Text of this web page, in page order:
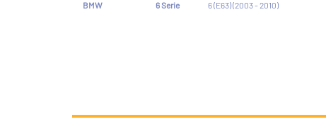
BMW 6 Serie 6 (E63) (2003 - 2010)